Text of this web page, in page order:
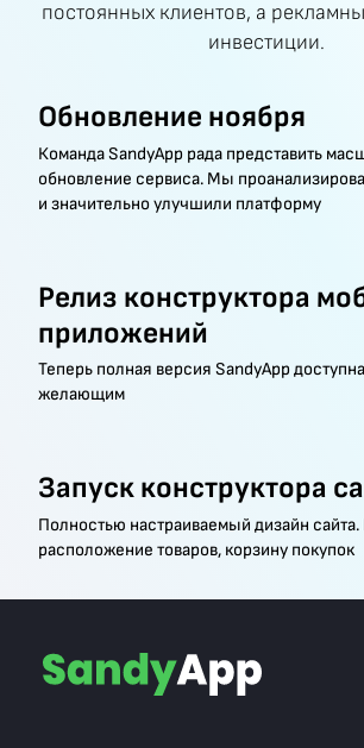
постоянных клиентов, а
инвестиции.
Обновление ноября
Команда SandyApp рада представить
обновление сервиса. Мы
и значительно улучшили платформу
Релиз конструктора
приложений
Теперь полная версия SandyApp
желающим
Запуск конструктора
Полностью настраиваемый дизайн
расположение товаров, корзину покупок